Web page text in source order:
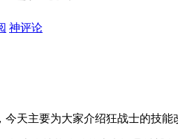
神评论
天主要为大家介绍狂战士的技能